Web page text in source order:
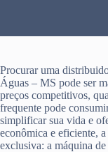
Procurar uma
Águas – MS pode ser
preços competitivos,
frequente pode
simplificar sua vida e
econômica e eficiente,
exclusiva: a máquina